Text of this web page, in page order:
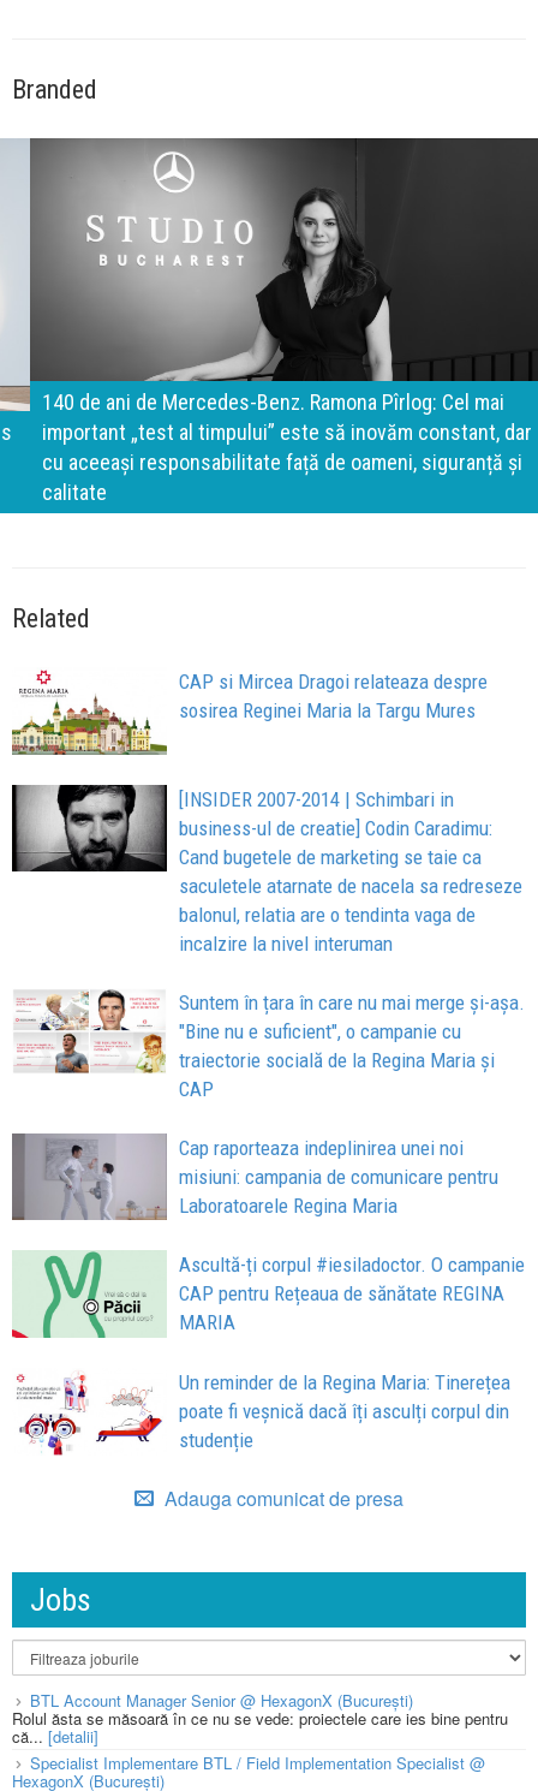
Branded
140 de ani de Mercedes-Benz. Ramona Pîrlog: Cel mai
important „test al timpului” este să inovăm constant, dar
cu aceeași responsabilitate față de oameni, siguranță și
calitate
Related
CAP si Mircea Dragoi relateaza despre
sosirea Reginei Maria la Targu Mures
[INSIDER 2007-2014 | Schimbari in
business-ul de creatie] Codin Caradimu:
Cand bugetele de marketing se taie ca
saculetele atarnate de nacela sa redreseze
balonul, relatia are o tendinta vaga de
incalzire la nivel interuman
Suntem în țara în care nu mai merge și-așa.
"Bine nu e suficient", o campanie cu
traiectorie socială de la Regina Maria și
CAP
Cap raporteaza indeplinirea unei noi
misiuni: campania de comunicare pentru
Laboratoarele Regina Maria
Ascultă-ți corpul #iesiladoctor. O campanie
CAP pentru Rețeaua de sănătate REGINA
MARIA
Un reminder de la Regina Maria: Tinerețea
poate fi veșnică dacă îți asculți corpul din
studenție
Adauga comunicat de presa
Jobs
BTL Account Manager Senior @ HexagonX (București)
Rolul ăsta se măsoară în ce nu se vede: proiectele care ies bine pentru
că... [detalii]
Specialist Implementare BTL / Field Implementation Specialist @
HexagonX (București)